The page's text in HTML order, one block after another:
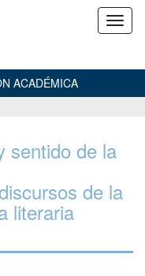
ACADÉMICA
sentido de la
de la
literaria